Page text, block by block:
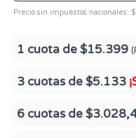
Precio sin impuestos nacionales:
1 cuota de$15.399
3 cuotas de$5.133
6 cuotas de